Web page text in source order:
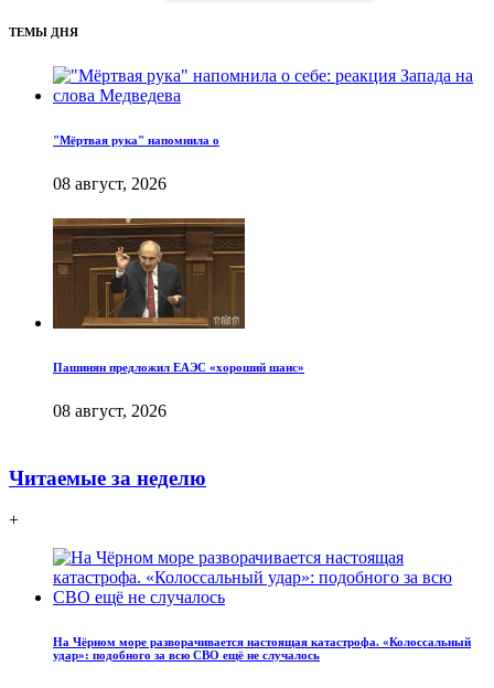
ТЕМЫ ДНЯ
"Мёртвая рука" напомнила о
08 август, 2026
Пашинян предложил ЕАЭС «хороший шанс»
08 август, 2026
Читаемые за неделю
+
На Чёрном море разворачивается настоящая катастрофа. «Колоссальный
удар»: подобного за всю СВО ещё не случалось